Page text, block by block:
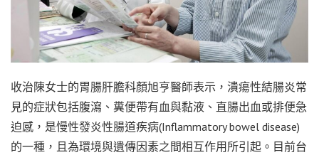
收治陳女士的胃腸肝膽科顏旭亨醫師表示，潰瘍性結腸炎常
見的症狀包括腹瀉、糞便帶有血與黏液、直腸出血或排便急
迫感，是慢性發炎性腸道疾病(Inflammatory bowel disease)
的一種，且為環境與遺傳因素之間相互作用所引起。目前台